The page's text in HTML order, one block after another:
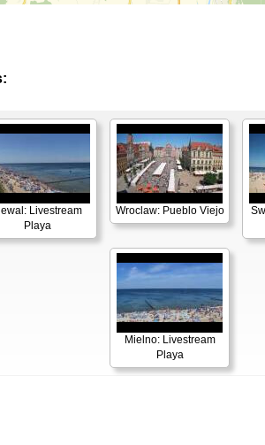
Livestream
Playa
Wroclaw: Pueblo Viejo
Mielno: Livestream
Playa